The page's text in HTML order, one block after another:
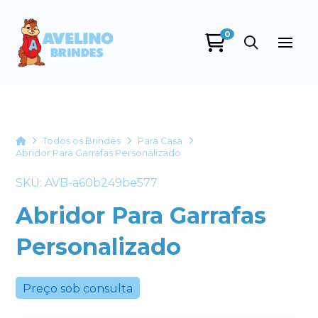
0
HomeTodos os Brindes
Para Casa
Abridor Para Garrafas Personalizado
SKU: AVB-a60b249be577
Abridor Para Garrafas
Personalizado
Preço sob consulta
+55